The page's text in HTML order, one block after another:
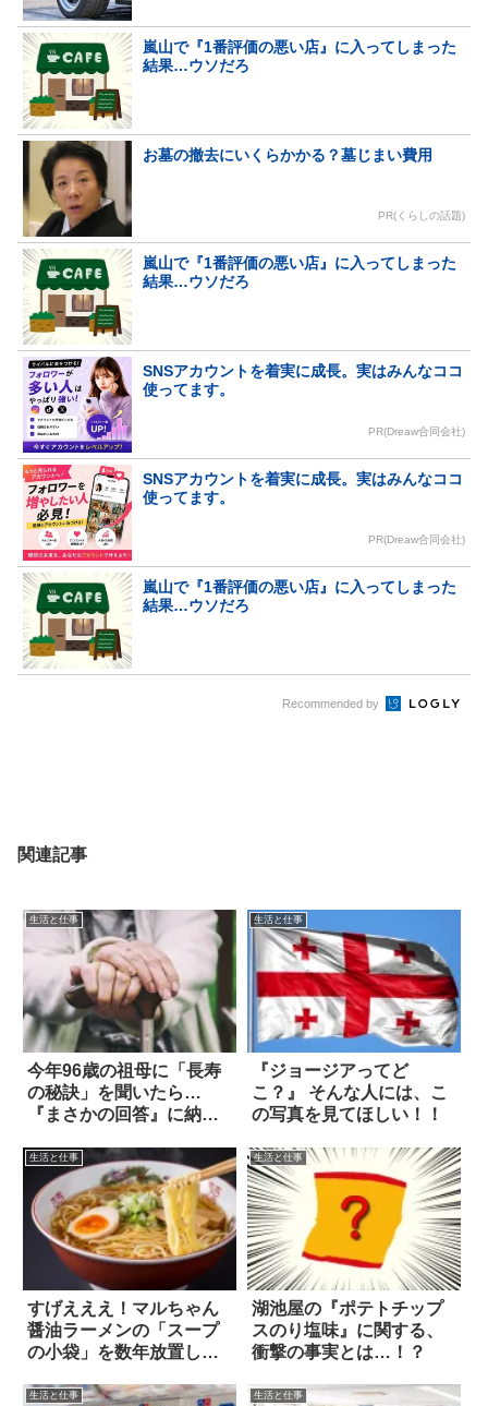
嵐山で『1番評価の悪い店』に入ってしまった
結果…ウソだろ
お墓の撤去にいくらかかる？墓じまい費用
PR(くらしの話題)
嵐山で『1番評価の悪い店』に入ってしまった
結果…ウソだろ
SNSアカウントを着実に成長。実はみんなココ
使ってます。
PR(Dreaw合同会社)
SNSアカウントを着実に成長。実はみんなココ
使ってます。
PR(Dreaw合同会社)
嵐山で『1番評価の悪い店』に入ってしまった
結果…ウソだろ
Recommended by
関連記事
生活と仕事
今年96歳の祖母に「長寿
の秘訣」を聞いたら…
『まさかの回答』に納
生活と仕事
『ジョージアってど
こ？』 そんな人には、こ
の写真を見てほしい！！
生活と仕事
すげえええ！マルちゃん
醤油ラーメンの「スープ
の小袋」を数年放置して
生活と仕事
湖池屋の『ポテトチップ
スのり塩味』に関する、
衝撃の事実とは…！？
生活と仕事 生活と仕事